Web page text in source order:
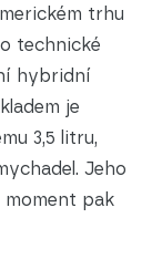
trhu
technické
hybridní
je
3,5 litru,
Jeho
pak